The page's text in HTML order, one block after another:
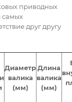
приводных
самых
друг другу
Диаметр
валика
(мм)
Длина
валика
(мм)